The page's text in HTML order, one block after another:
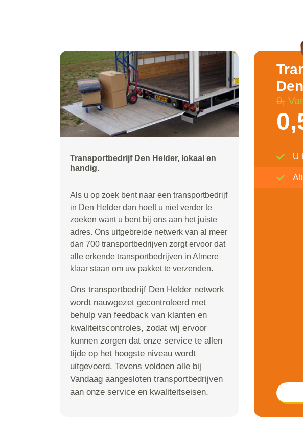
Transportbedrijf Den Helder, lokaal en
handig.
Als u op zoek bent naar een transportbedrijf
in Den Helder dan hoeft u niet verder te
zoeken want u bent bij ons aan het juiste
adres. Ons uitgebreide netwerk van al meer
dan 700 transportbedrijven zorgt ervoor dat
alle erkende transportbedrijven in Almere
klaar staan om uw pakket te verzenden.
Ons transportbedrijf Den Helder netwerk
wordt nauwgezet gecontroleerd met
behulp van feedback van klanten en
kwaliteitscontroles, zodat wij ervoor
kunnen zorgen dat onze service te allen
tijde op het hoogste niveau wordt
uitgevoerd. Tevens voldoen alle bij
Vandaag aangesloten transportbedrijven
aan onze service en kwaliteitseisen.
0,
U